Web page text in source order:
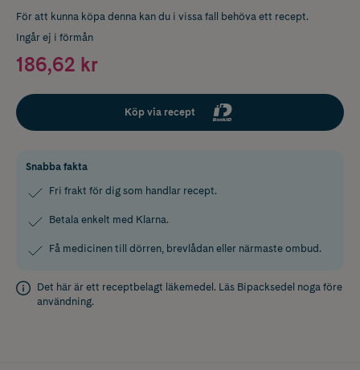
För att kunna köpa denna kan du i vissa fall behöva ett recept.
Ingår ej i förmån
186,62 kr
Köp via recept
Snabba fakta
Fri frakt för dig som handlar recept.
Betala enkelt med Klarna.
Få medicinen till dörren, brevlådan eller närmaste ombud.
Det här är ett receptbelagt läkemedel. Läs Bipacksedel noga före
användning.